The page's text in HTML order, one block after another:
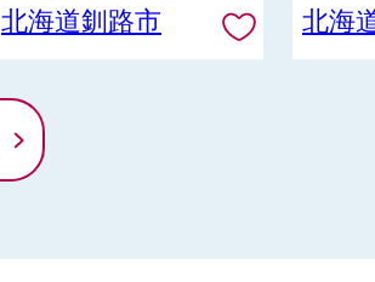
北海道釧路市
北海